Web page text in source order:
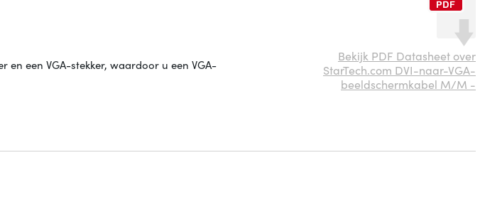
en een VGA-stekker, waardoor u een VGA-
Bekijk PDF Datasheet over
StarTech.com DVI-naar-VGA-
beeldschermkabel M/M -